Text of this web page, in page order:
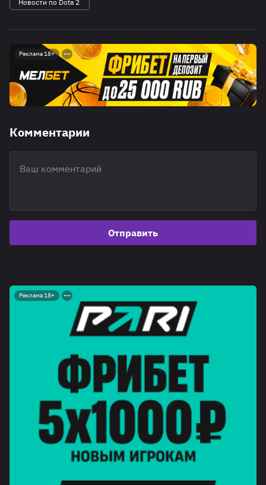
Новости по Dota 2
Реклама 18+
Комментарии
Отправить
Реклама 18+